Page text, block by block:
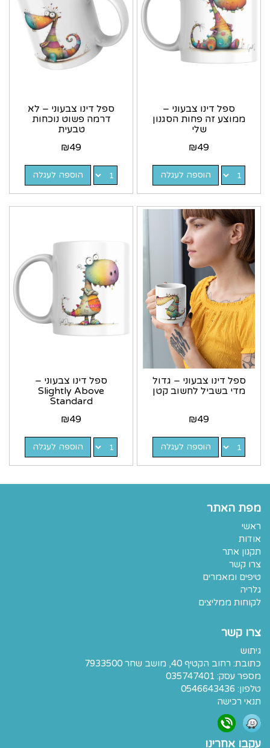
ספל דינו צבעוני –
ממוצע זה פחות הסגנון
שלי
₪49
הוספה לעגלה
ספל דינו צבעוני – לא
דרמה פשוט נוכחות
טבעית
₪49
הוספה לעגלה
ספל דינו צבעוני – גדול
מדי בשביל לחשוב קטן
₪49
הוספה לעגלה
ספל דינו צבעוני –
Slightly Above
Standard
₪49
הוספה לעגלה
מפת האתר
ראשי
אודות
תקנון אתר
צרו קשר
טיפים ומאמרים
גלריה
לקוחות ממליצים
צרו קשר
גיתוש
כתובת: רחוב הקטיף 40, מושב שחר 7933500
מספר עסק: 035747401
טלפון: 0546643436
תנאי רכישה
עקבו אחרינו